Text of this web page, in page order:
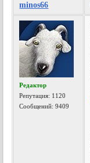
minos66
Редактор
Репутация: 1120
Сообщений: 9409